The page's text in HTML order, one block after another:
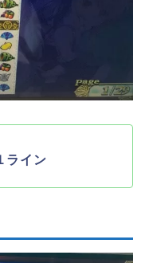
ライン